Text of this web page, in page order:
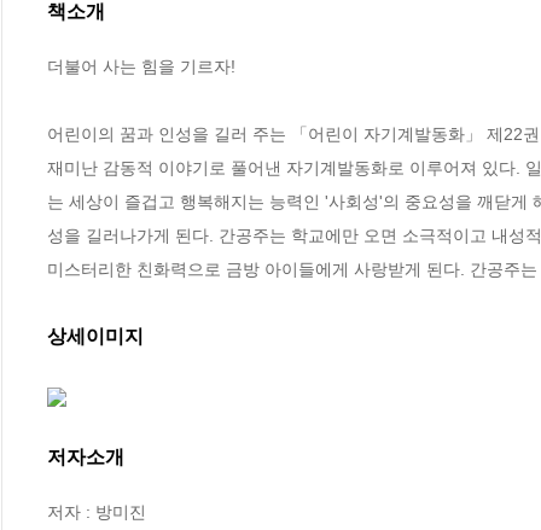
책소개
더불어 사는 힘을 기르자!
어린이의 꿈과 인성을 길러 주는 「어린이 자기계발동화」 제22
재미난 감동적 이야기로 풀어낸 자기계발동화로 이루어져 있다.
는 세상이 즐겁고 행복해지는 능력인 '사회성'의 중요성을 깨닫
성을 길러나가게 된다. 간공주는 학교에만 오면 소극적이고 내성
미스터리한 친화력으로 금방 아이들에게 사랑받게 된다. 간공주
상세이미지
저자소개
저자 : 방미진